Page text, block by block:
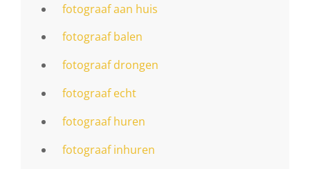
fotograaf aan huis
fotograaf balen
fotograaf drongen
fotograaf echt
fotograaf huren
fotograaf inhuren